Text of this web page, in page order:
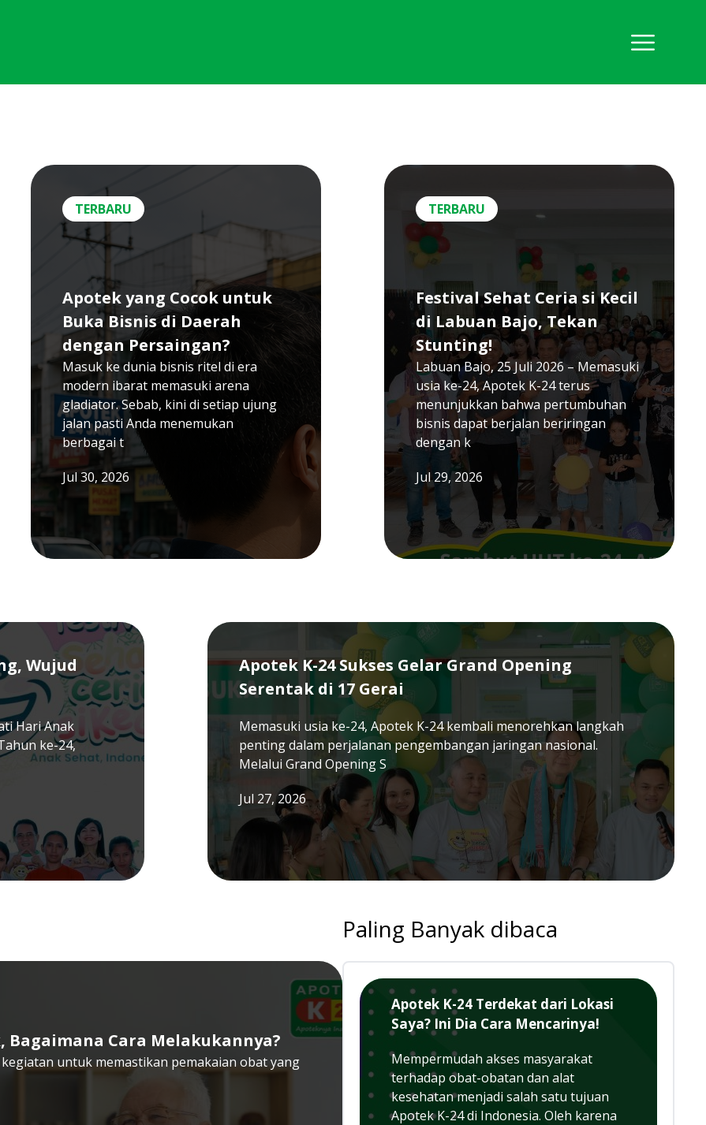
Apotek yang Cocok untuk
Buka Bisnis di Daerah
dengan Persaingan?
Masuk ke dunia bisnis ritel di era
modern ibarat memasuki arena
gladiator. Sebab, kini di setiap ujung
jalan pasti Anda menemukan
berbagai t
Jul 30, 2026
TERBARU
Festival Sehat Ceria si Kecil
di Labuan Bajo, Tekan
Stunting!
Labuan Bajo, 25 Juli 2026 – Memasuki
usia ke-24, Apotek K-24 terus
menunjukkan bahwa pertumbuhan
bisnis dapat berjalan beriringan
dengan k
Jul 29, 2026
TERBARU
Wujud
Hari Anak
ke-24,
Apotek K-24 Sukses Gelar Grand Opening
Serentak di 17 Gerai
Memasuki usia ke-24, Apotek K-24 kembali menorehkan langkah
penting dalam perjalanan pengembangan jaringan nasional.
Melalui Grand Opening S
Jul 27, 2026
Cara Melakukannya?
untuk memastikan pemakaian obat yang
Paling Banyak dibaca
Apotek K-24 Terdekat dari Lokasi
Saya? Ini Dia Cara Mencarinya!
Mempermudah akses masyarakat
terhadap obat-obatan dan alat
kesehatan menjadi salah satu tujuan
Apotek K-24 di Indonesia. Oleh karena